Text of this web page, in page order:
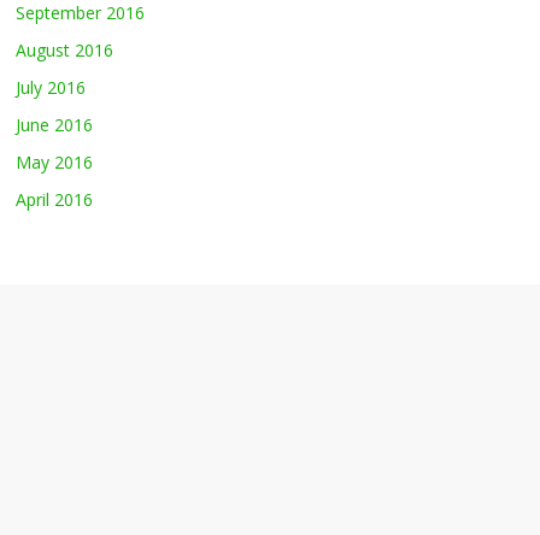
September 2016
August 2016
July 2016
June 2016
May 2016
April 2016